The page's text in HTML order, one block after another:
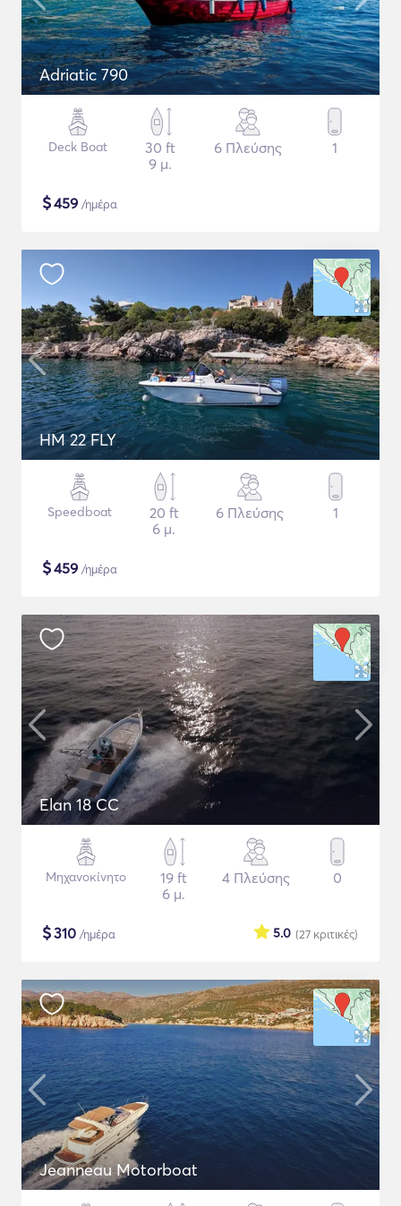
Adriatic 790
Deck Boat
30 ft
9 μ.
6 Πλεύσης 1
$459 /ημέρα
HM 22 FLY
Speedboat
20 ft
6 μ.
6 Πλεύσης 1
$459 /ημέρα
Elan 18 CC
Μηχανοκίνητο
19 ft
6 μ.
4 Πλεύσης 0
$310 /ημέρα (27 κριτικές)
5.0
Jeanneau Motorboat